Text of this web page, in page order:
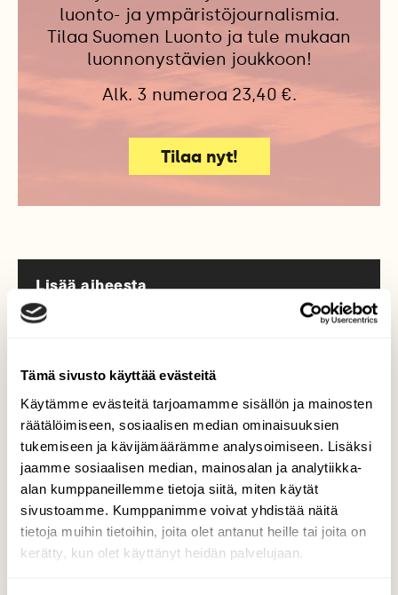
Tämä sivusto käyttää evästeitä
Käytämme evästeitä tarjoamamme sisällön ja mainosten
räätälöimiseen, sosiaalisen median ominaisuuksien
tukemiseen ja kävijämäärämme analysoimiseen. Lisäksi
jaamme sosiaalisen median, mainosalan ja analytiikka-
alan kumppaneillemme tietoja siitä, miten käytät
sivustoamme. Kumppanimme voivat yhdistää näitä
tietoja muihin tietoihin, joita olet antanut heille tai joita on
kerätty, kun olet käyttänyt heidän palvelujaan.
luonto- ja ympäristöjournalismia.
Tilaa Suomen Luonto ja tule mukaan
luonnonystävien joukkoon!
Alk. 3 numeroa 23,40 €.
Tilaa nyt!
Lisää aiheesta